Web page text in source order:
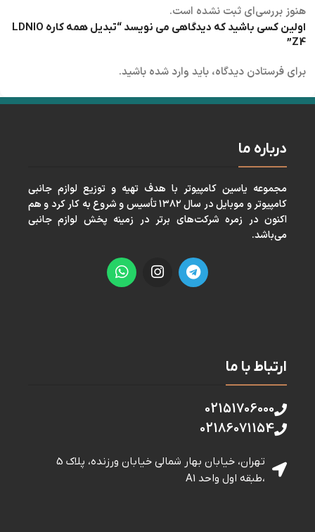
هنوز بررسی‌ای ثبت نشده است.
اولین کسی باشید که دیدگاهی می نویسد “تبدیل همه کاره LDNIO
Z4”
برای فرستادن دیدگاه، باید وارد شده باشید.
درباره ما
مجموعه ياسين كامپيوتر با هدف تهيه و توزيع لوازم جانبی
كامپيوتر و موبايل در سال ١٣٨٢ تأسيس و شروع به كار كرد و هم
اكنون در زمره شركت‌های برتر در زمينه پخش لوازم جانبی
می‌باشد.
ارتباط با ما
02151706000
02186071154
تهران، خیابان بهار شمالی خيابان ورزنده، پلاک 5
،طبقه اول واحد A1